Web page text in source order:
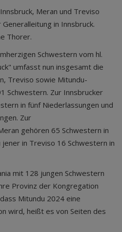
Meran und Treviso
in Innsbruck.
Thorer.
Schwestern vom hl.
umfasst nun insgesamt die
Treviso sowie Mitundu-
Schwestern. Zur Innsbrucker
in fünf Niederlassungen und
Zur
gehören 65 Schwestern in
in Treviso 16 Schwestern in
mit 128 jungen Schwestern
Provinz der Kongregation
Mitundu 2024 eine
wird, heißt es von Seiten des